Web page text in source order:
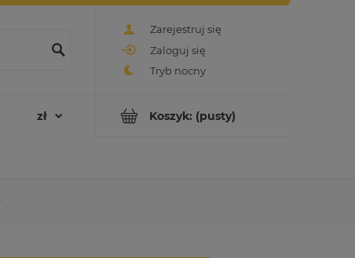
Zarejestruj się
Zaloguj się
Koszyk: (pusty)